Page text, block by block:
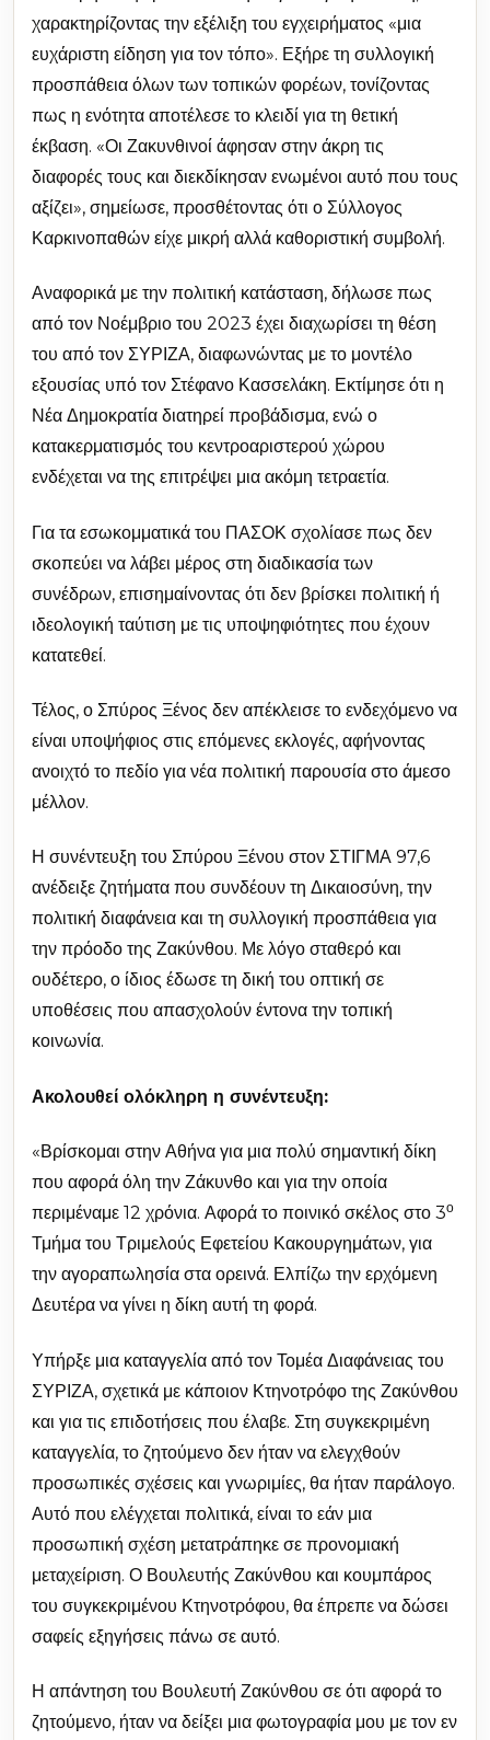
χαρακτηρίζοντας την εξέλιξη του εγχειρήματος «μια
ευχάριστη είδηση για τον τόπο». Εξήρε τη συλλογική
προσπάθεια όλων των τοπικών φορέων, τονίζοντας
πως η ενότητα αποτέλεσε το κλειδί για τη θετική
έκβαση. «Οι Ζακυνθινοί άφησαν στην άκρη τις
διαφορές τους και διεκδίκησαν ενωμένοι αυτό που τους
αξίζει», σημείωσε, προσθέτοντας ότι ο Σύλλογος
Καρκινοπαθών είχε μικρή αλλά καθοριστική συμβολή.
Αναφορικά με την πολιτική κατάσταση, δήλωσε πως
από τον Νοέμβριο του 2023 έχει διαχωρίσει τη θέση
του από τον ΣΥΡΙΖΑ, διαφωνώντας με το μοντέλο
εξουσίας υπό τον Στέφανο Κασσελάκη. Εκτίμησε ότι η
Νέα Δημοκρατία διατηρεί προβάδισμα, ενώ ο
κατακερματισμός του κεντροαριστερού χώρου
ενδέχεται να της επιτρέψει μια ακόμη τετραετία.
Για τα εσωκομματικά του ΠΑΣΟΚ σχολίασε πως δεν
σκοπεύει να λάβει μέρος στη διαδικασία των
συνέδρων, επισημαίνοντας ότι δεν βρίσκει πολιτική ή
ιδεολογική ταύτιση με τις υποψηφιότητες που έχουν
κατατεθεί.
Τέλος, ο Σπύρος Ξένος δεν απέκλεισε το ενδεχόμενο να
είναι υποψήφιος στις επόμενες εκλογές, αφήνοντας
ανοιχτό το πεδίο για νέα πολιτική παρουσία στο άμεσο
μέλλον.
Η συνέντευξη του Σπύρου Ξένου στον ΣΤΙΓΜΑ 97,6
ανέδειξε ζητήματα που συνδέουν τη Δικαιοσύνη, την
πολιτική διαφάνεια και τη συλλογική προσπάθεια για
την πρόοδο της Ζακύνθου. Με λόγο σταθερό και
ουδέτερο, ο ίδιος έδωσε τη δική του οπτική σε
υποθέσεις που απασχολούν έντονα την τοπική
κοινωνία.
Ακολουθεί ολόκληρη η συνέντευξη:
«Βρίσκομαι στην Αθήνα για μια πολύ σημαντική δίκη
που αφορά όλη την Ζάκυνθο και για την οποία
περιμέναμε 12 χρόνια. Αφορά το ποινικό σκέλος στο 3ο
Τμήμα του Τριμελούς Εφετείου Κακουργημάτων, για
την αγοραπωλησία στα ορεινά. Ελπίζω την ερχόμενη
Δευτέρα να γίνει η δίκη αυτή τη φορά.
Υπήρξε μια καταγγελία από τον Τομέα Διαφάνειας του
ΣΥΡΙΖΑ, σχετικά με κάποιον Κτηνοτρόφο της Ζακύνθου
και για τις επιδοτήσεις που έλαβε. Στη συγκεκριμένη
καταγγελία, το ζητούμενο δεν ήταν να ελεγχθούν
προσωπικές σχέσεις και γνωριμίες, θα ήταν παράλογο.
Αυτό που ελέγχεται πολιτικά, είναι το εάν μια
προσωπική σχέση μετατράπηκε σε προνομιακή
μεταχείριση. Ο Βουλευτής Ζακύνθου και κουμπάρος
του συγκεκριμένου Κτηνοτρόφου, θα έπρεπε να δώσει
σαφείς εξηγήσεις πάνω σε αυτό.
Η απάντηση του Βουλευτή Ζακύνθου σε ότι αφορά το
ζητούμενο, ήταν να δείξει μια φωτογραφία μου με τον εν